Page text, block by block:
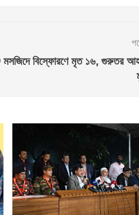
মসজিদে বিস্ফোরণে মৃত ১৬, গুরুতর